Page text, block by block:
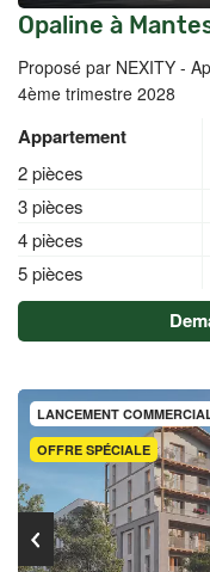
Opaline à
Proposé par NEXITY -
4ème trimestre 2028
Appartement
2 pièces
3 pièces
4 pièces
5 pièces
OFFRE SPÉCIALE
LANCEMENT